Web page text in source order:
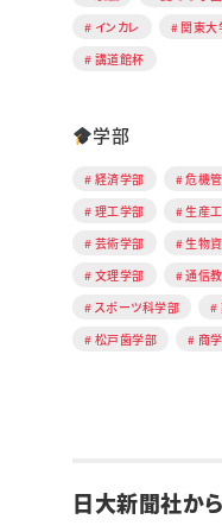
インカレ
関東大
講道館杯
学部
経済学部 危機
理工学部
生産
芸術学部
生物
文理学部
通信
スポーツ科学部
松戸歯学部
商
日大新聞社か